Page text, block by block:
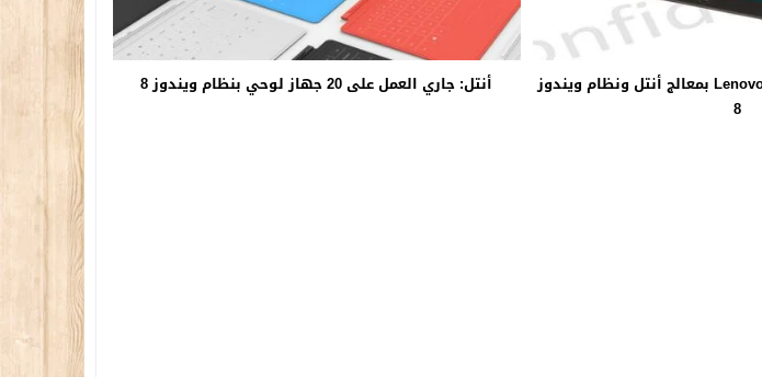
الجهاز اللوحي Lenovo ThinkPad بمعالج أنتل ونظام ويندوز
8
أنتل: جاري العمل على 20 جهاز لوحي بنظام ويندوز 8